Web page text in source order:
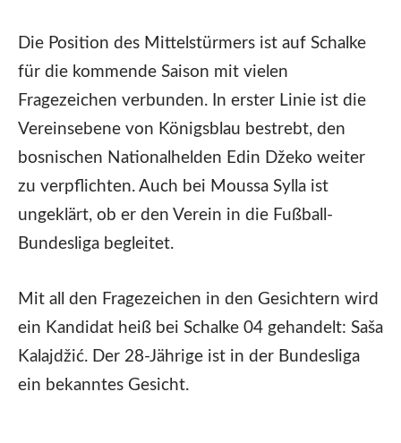
Die Position des Mittelstürmers ist auf Schalke
für die kommende Saison mit vielen
Fragezeichen verbunden. In erster Linie ist die
Vereinsebene von Königsblau bestrebt, den
bosnischen Nationalhelden Edin Džeko weiter
zu verpflichten. Auch bei Moussa Sylla ist
ungeklärt, ob er den Verein in die Fußball-
Bundesliga begleitet.
Mit all den Fragezeichen in den Gesichtern wird
ein Kandidat heiß bei Schalke 04 gehandelt: Saša
Kalajdžić. Der 28-Jährige ist in der Bundesliga
ein bekanntes Gesicht.